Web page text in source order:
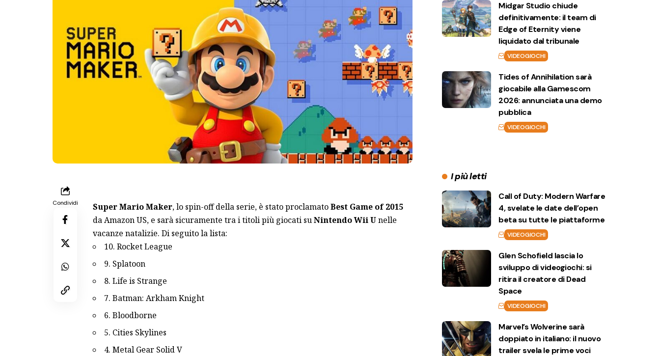
Condividi Super Mario Maker,lo spin-off della serie, è stato proclamatoBest Game of 2015
da Amazon US, e sarà sicuramente tra i titoli più giocati suNintendo Wii Unelle
vacanze natalizie. Di seguito la lista:
10. Rocket League
9. Splatoon
8. Life is Strange
7. Batman: Arkham Knight
6. Bloodborne
5. Cities Skylines
4. Metal Gear Solid V
Midgar Studio chiude
definitivamente: il team di
Edge of Eternity viene
liquidato dal tribunale
VIDEOGIOCHI
Tides of Annihilation sarà
giocabile alla Gamescom
2026: annunciata una demo
pubblica
VIDEOGIOCHI
I più letti
Call of Duty: Modern Warfare
4, svelate le date dell’open
beta su tutte le piattaforme
VIDEOGIOCHI
Glen Schofield lascia lo
sviluppo di videogiochi: si
ritira il creatore di Dead
Space
VIDEOGIOCHI
Marvel’s Wolverine sarà
doppiato in italiano: il nuovo
trailer svela le prime voci